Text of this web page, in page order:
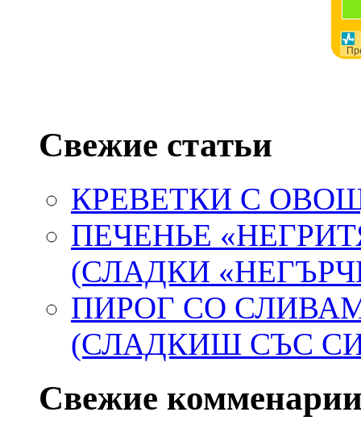
Свежие статьи
КРЕВЕТКИ С
ПЕЧЕНЬЕ
(СЛАДКИ
ПИРОГ СО
(СЛАДКИШ СЪС
Свежие